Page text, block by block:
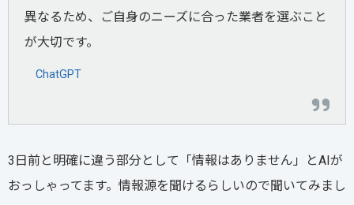
異なるため、ご自身のニーズに合った業者を選ぶこと
が大切です。
ChatGPT
3日前と明確に違う部分として「情報はありません」とAIが
おっしゃってます。情報源を聞けるらしいので聞いてみまし